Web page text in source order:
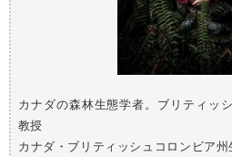
カナダの森林生態学者。ブリティッ
教授
カナダ・ブリティッシュコロンビア